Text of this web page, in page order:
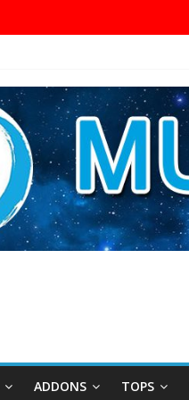
ADDONS TOPS